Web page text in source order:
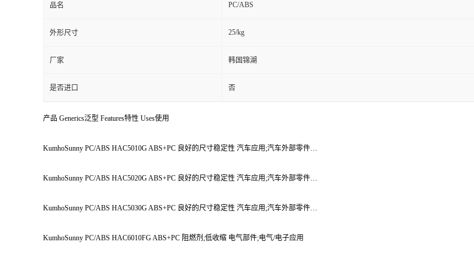
品名 PC/ABS
外形尺寸 25/kg
厂家 韩国锦湖
是否进口 否
产品 Generics泛型 Features特性 Uses使用
KumhoSunny PC/ABS HAC5010G ABS+PC 良好的尺寸稳定性 汽车应用;汽车外部零件…
KumhoSunny PC/ABS HAC5020G ABS+PC 良好的尺寸稳定性 汽车应用;汽车外部零件…
KumhoSunny PC/ABS HAC5030G ABS+PC 良好的尺寸稳定性 汽车应用;汽车外部零件…
KumhoSunny PC/ABS HAC6010FG ABS+PC 阻燃剂;低收缩 电气部件;电气/电子应用